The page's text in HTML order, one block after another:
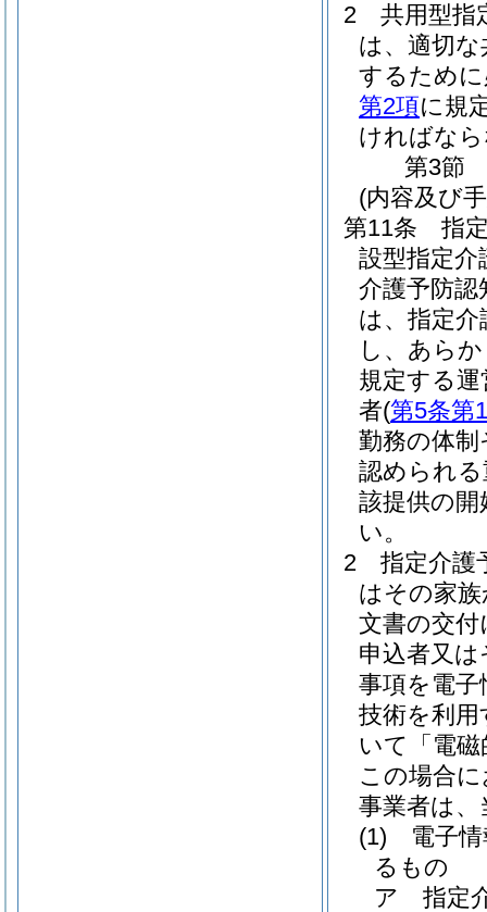
2
共用型指
は、適切
するため
第2項に規
ければな
第3節
(内容及び
第11条
指
設型指定介
介護予防認
は、指定
し、あら
規定する
者(第5条第
勤務の体
認められ
該提供の
い。
2
指定介護
はその家
文書の交
申込者又
事項を電
技術を利
いて「電
この場合
事業者は
(1)
電子
るもの
ア
指定